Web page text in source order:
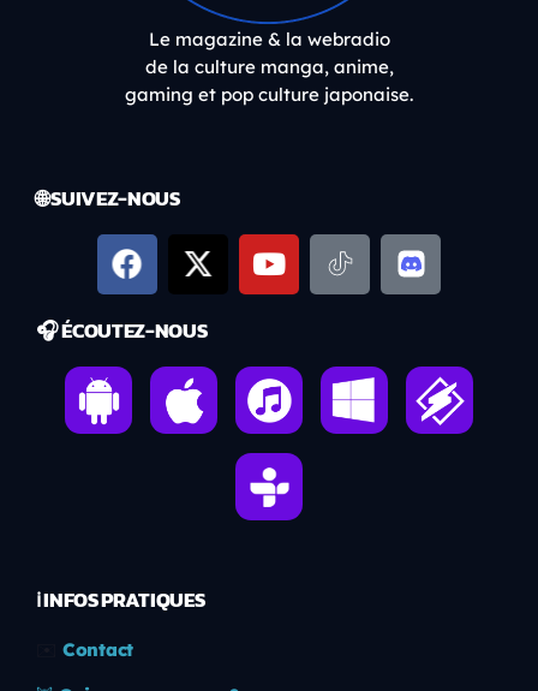
Le magazine & la webradio
de la culture manga, anime,
gaming et pop culture japonaise.
🌐 SUIVEZ-NOUS
🎧 ÉCOUTEZ-NOUS
ℹ️ INFOS PRATIQUES
Contact